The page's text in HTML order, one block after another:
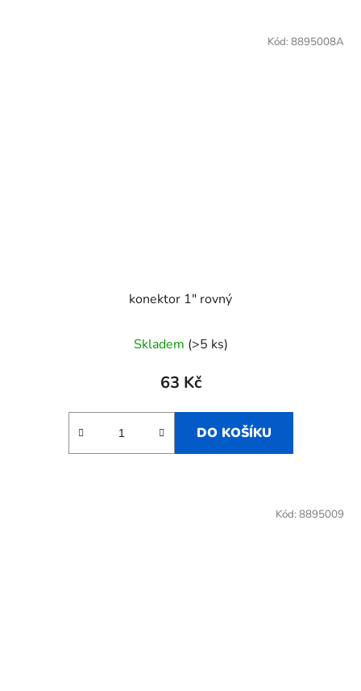
konektor 1" rovný
Skladem (>5 ks)
63 Kč
DO KOŠÍKU
Kód: 8895008A
Kód: 8895009